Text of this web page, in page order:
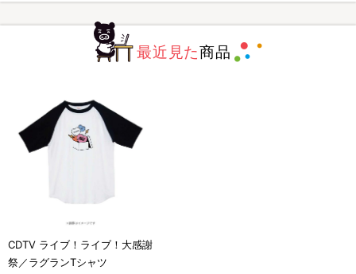
最近見た商品
CDTV ライブ！ライブ！大感謝
祭／ラグランTシャツ